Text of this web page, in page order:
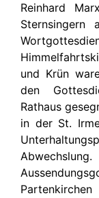
Reinhard
Sternsingern
und Krün
den
Rathaus
in der St.